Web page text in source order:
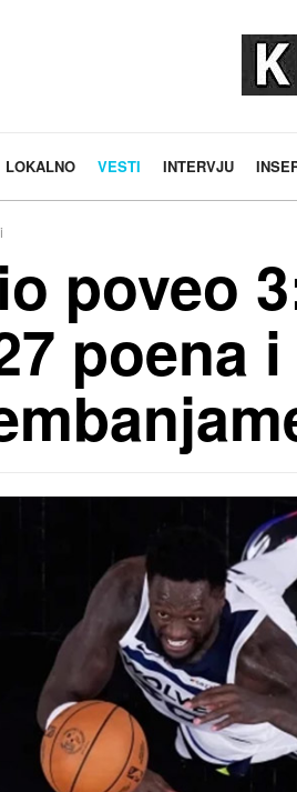
LOKALNO VESTI INTERVJU
poveo
poena i